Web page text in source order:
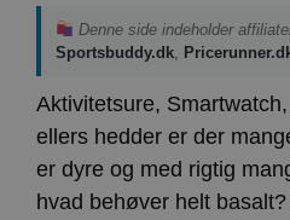
Denne side indeholder
Sportsbuddy.dk
Aktivitetsure,
ellers hedder er der
er dyre og med rigtig
hvad behøver helt